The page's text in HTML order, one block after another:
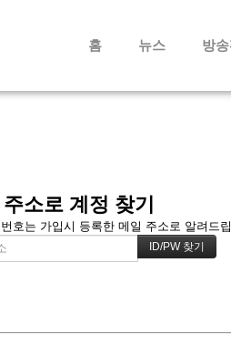
홈 뉴스 방
소로 계정 찾기
호는 가입시 등록한 메일 주소로 알려드